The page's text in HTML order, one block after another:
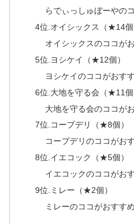
らでぃっしゅぼーやの
4位.オイシックス（★14個
オイシックスのココが
5位.ヨシケイ（★12個）
ヨシケイのココがおす
6位.大地を守る会（★11個
大地を守る会のココが
7位.コープデリ（★8個）
コープデリのココがお
8位.イエコック（★5個）
イエコックのココがお
9位.ミレー（★2個）
ミレーのココがおすすめ